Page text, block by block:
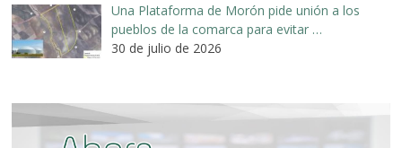
Una Plataforma de Morón pide unión a los
pueblos de la comarca para evitar …
30 de julio de 2026